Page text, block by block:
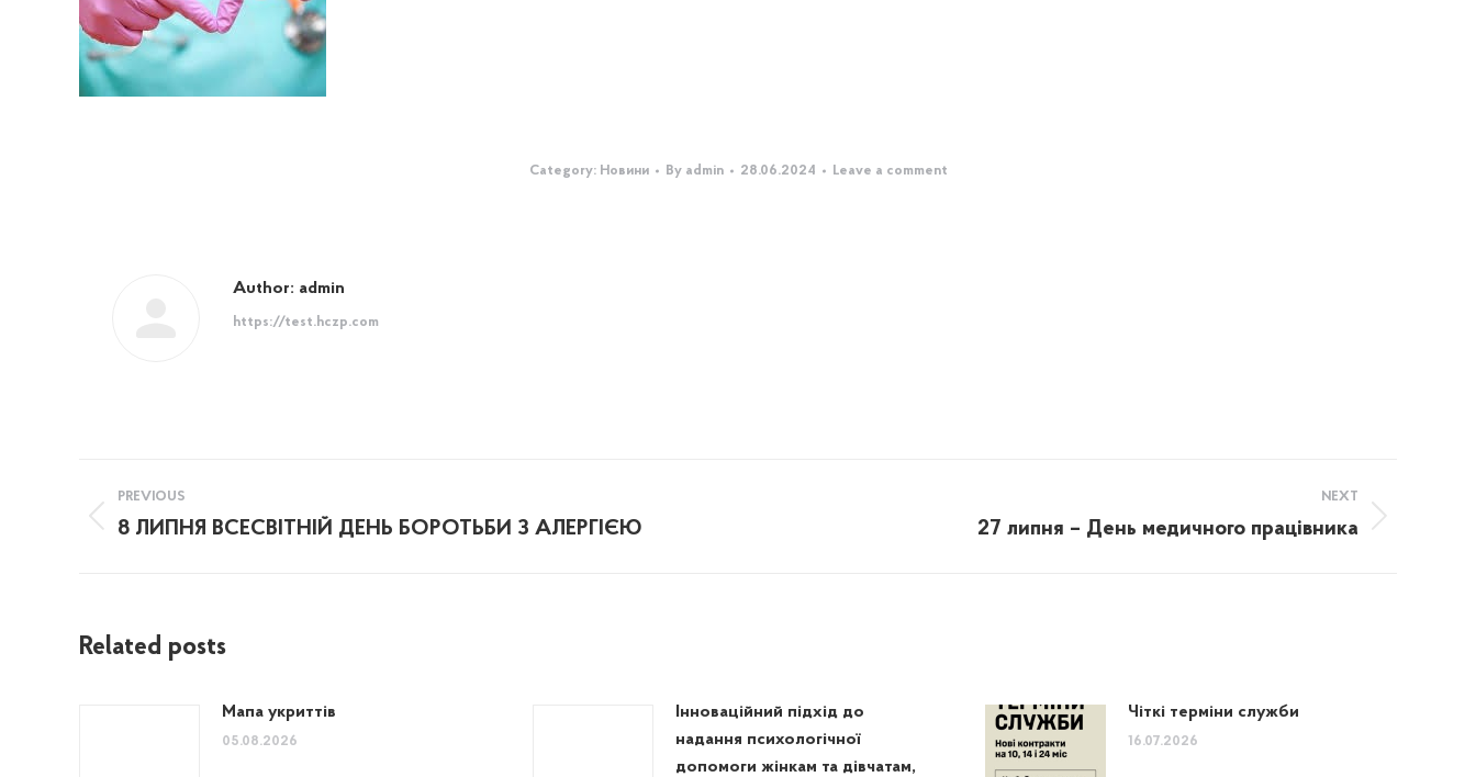
Category: Новини By admin 28.06.2024 Leave a comment
Author: admin
https://test.hczp.com
Post
navigation
PREVIOUS
Previous
8 ЛИПНЯ ВСЕСВІТНІЙ ДЕНЬ БОРОТЬБИ З АЛЕРГІЄЮ
NEXT
27 липня – День медичного працівника
Related posts
Мапа укриттів
05.08.2026
Інноваційний підхід до
надання психологічної
допомоги жінкам та дівчатам,
Чіткі терміни служби
16.07.2026